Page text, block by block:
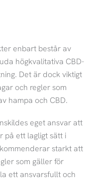
enbart består av
högkvalitativa CBD-
Det är dock viktigt
och regler som
hampa och CBD.
eget ansvar att
på ett lagligt sätt i
starkt att
som gäller för
ett ansvarsfullt och